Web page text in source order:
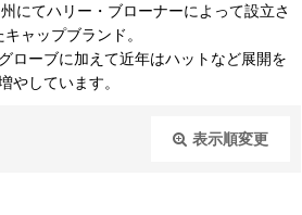
にてハリー・ブローナーによって設立さ
キャップブランド。
ローブに加えて近年はハットなど展開を
やしています。
表示順変更